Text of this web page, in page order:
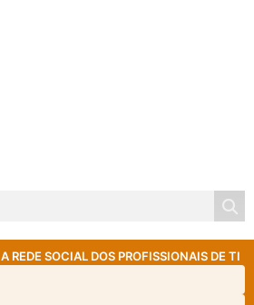
A REDE SOCIAL DOS PROFISSIONAIS DE TI